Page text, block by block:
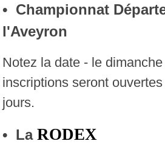
• Championnat
l'Aveyron
Notez la date - le
inscriptions seront
jours.
• La RODEX